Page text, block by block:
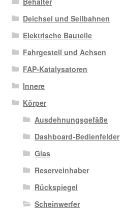
Deichsel und Seilbahnen
Elektrische Bauteile
Fahrgestell und Achsen
FAP-Katalysatoren
Innere
Körper
Ausdehnungsgefäße
Dashboard-Bedienfelder
Glas
Reserveinhaber
Rückspiegel
Scheinwerfer